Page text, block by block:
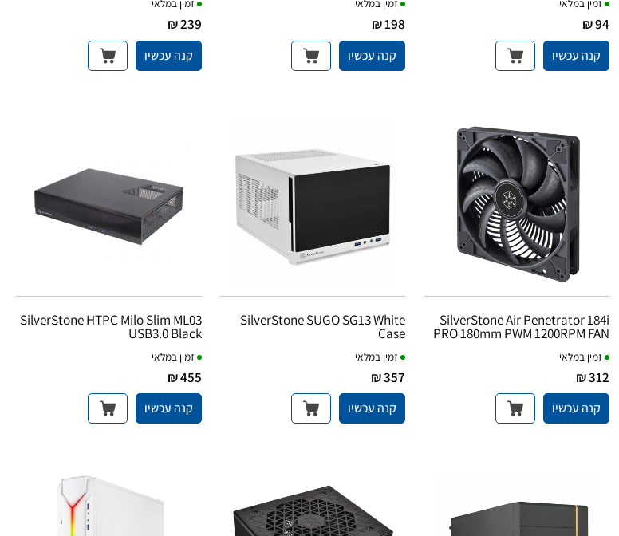
זמין במלאי
94 ₪
קנה עכשיו
זמין במלאי
198 ₪
קנה עכשיו
זמין במלאי
239 ₪
קנה עכשיו
SilverStone Air Penetrator 184i
PRO 180mm PWM 1200RPM FAN
זמין במלאי
312 ₪
קנה עכשיו
SilverStone SUGO SG13 White
Case
זמין במלאי
357 ₪
קנה עכשיו
SilverStone HTPC Milo Slim ML03
USB3.0 Black
זמין במלאי
455 ₪
קנה עכשיו